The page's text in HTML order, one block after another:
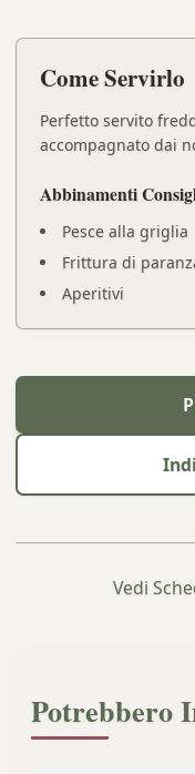
Come Servirlo
Perfetto servito
accompagnato dai
Abbinamenti
Pesce alla griglia
Frittura di
Aperitivi
Vedi
Potrebbero